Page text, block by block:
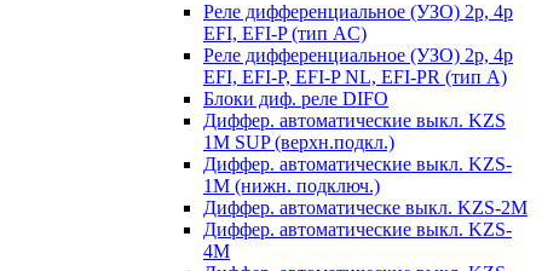
Реле дифференциальное (УЗО) 2р, 4р
EFI, EFI-P (тип AС)
Реле дифференциальное (УЗО) 2р, 4р
EFI, EFI-P, EFI-P NL, EFI-PR (тип A)
Блоки диф. реле DIFO
Диффер. автоматические выкл. KZS
1M SUP (верхн.подкл.)
Диффер. автоматические выкл. KZS-
1M (нижн. подключ.)
Диффер. автоматическе выкл. KZS-2M
Диффер. автоматические выкл. KZS-
4M